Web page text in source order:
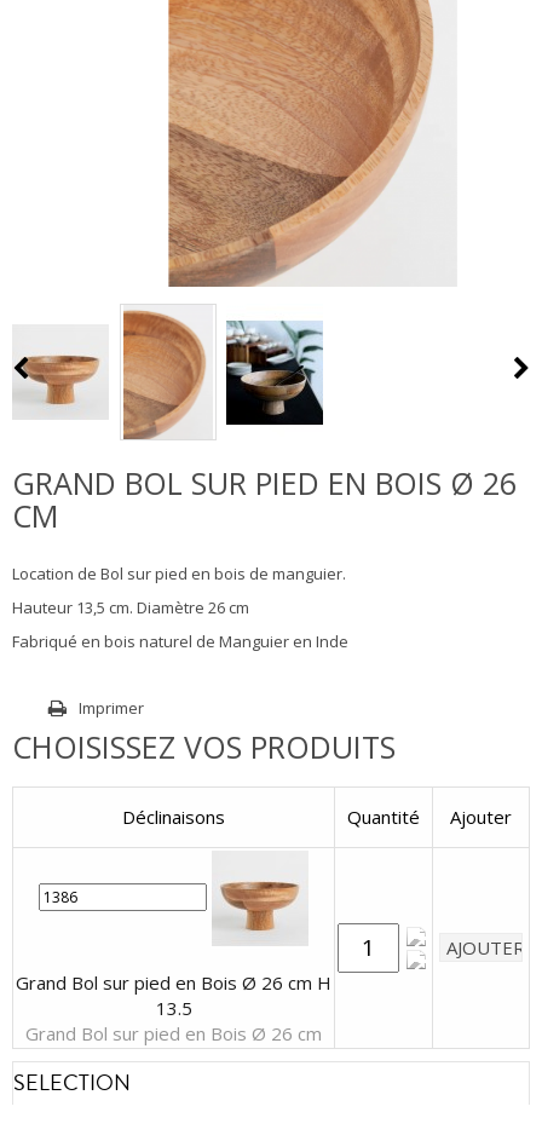
GRAND BOL SUR PIED EN BOIS Ø 26
CM
Location de Bol sur pied en bois de manguier.
Hauteur 13,5 cm. Diamètre 26 cm
Fabriqué en bois naturel de Manguier en Inde
Imprimer
CHOISISSEZ VOS PRODUITS
Déclinaisons Quantité Ajouter
Grand Bol sur pied en Bois Ø 26 cm H
13.5
Grand Bol sur pied en Bois Ø 26 cm
SELECTION